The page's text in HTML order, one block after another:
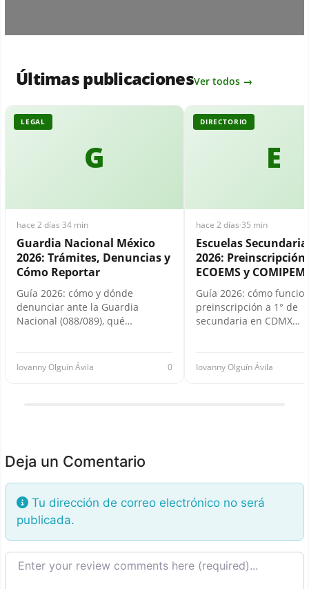
Últimas publicacionesVer todos →
G
LEGAL
hace 2 días·34 min
Guardia Nacional México
2026: Trámites, Denuncias y
Cómo Reportar
Guía 2026: cómo y dónde
denunciar ante la Guardia
Nacional (088/089), qué…
Iovanny Olguín Ávila 0
E
DIRECTORIO
hace 2 días·35 min
Escuelas
2026: Preinscripción,
ECOEMS y
Guía 2026: cómo
preinscripción a 1° de
secundaria en CDMX…
Iovanny Olguín Ávila
Deja un Comentario
Tu dirección de correo electrónico no será
publicada.
Texto de la reseña